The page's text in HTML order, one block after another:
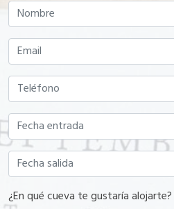
¿En qué cueva te gustaría alojarte?